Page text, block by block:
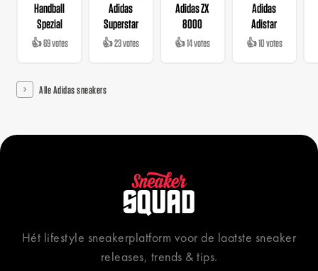
Handball
Spezial
👍 69 votes
Adidas
Superstar
👍 23 votes
Adidas ZX
8000
👍 14 votes
Adidas
Adistar
👍 10 votes
Alle Adidas sneakers
Hét lifestyle sneakerplatform voor de laatste sneaker
releases, trends & tips.